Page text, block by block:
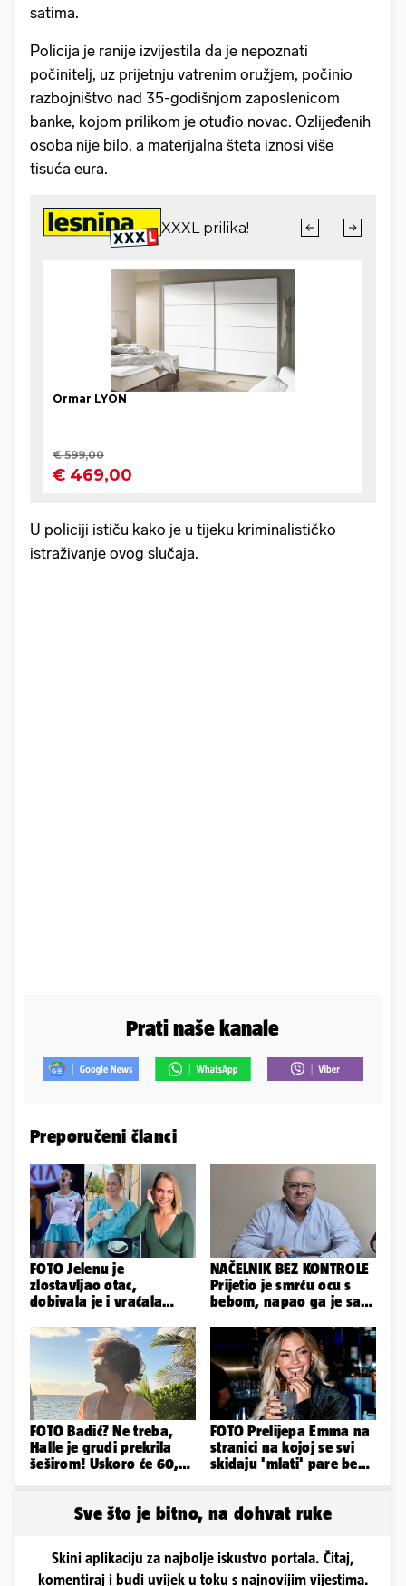
satima.
Policija je ranije izvijestila da je nepoznati
počinitelj, uz prijetnju vatrenim oružjem, počinio
razbojništvo nad 35-godišnjom zaposlenicom
banke, kojom prilikom je otuđio novac. Ozlijeđenih
osoba nije bilo, a materijalna šteta iznosi više
tisuća eura.
U policiji ističu kako je u tijeku kriminalističko
istraživanje ovog slučaja.
Prati naše kanale
Preporučeni članci
FOTO Jelenu je
zlostavljao otac,
dobivala je i vraćala
tukao šakama'
NAČELNIK BEZ KONTROLE
Prijetio je smrću ocu s
bebom, napao ga je sa
FOTO Badić? Ne treba,
Halle je grudi prekrila
šeširom! Uskoro će 60,
FOTO Prelijepa Emma na
stranici na kojoj se svi
skidaju 'mlati' pare bez
Sve što je bitno, na dohvat ruke
Skini aplikaciju za najbolje iskustvo portala. Čitaj,
komentiraj i budi uvijek u toku s najnovijim vijestima.